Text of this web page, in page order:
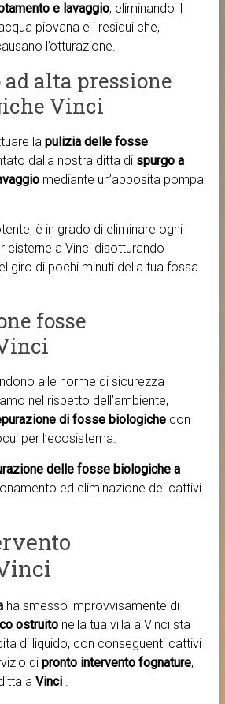
e lavaggio, eliminando il
piovana e i residui che,
l’otturazione.
alta pressione
Vinci
la pulizia delle fosse
dalla nostra ditta di spurgo a
mediante un’apposita pompa
è in grado di eliminare ogni
cisterne a Vinci disotturando
giro di pochi minuti della tua fossa
fosse
alle norme di sicurezza
nel rispetto dell’ambiente,
di fosse biologichecon
per l’ecosistema.
delle fosse biologiche a
ed eliminazione dei cattivi
ha smesso improvvisamente di
ostruitonella tua villa a Vinci sta
di liquido, con conseguenti cattivi
di pronto intervento fognature,
a Vinci .